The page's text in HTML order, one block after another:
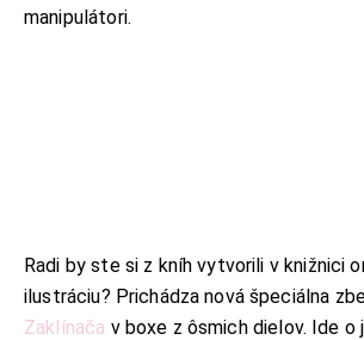
manipulátori.
Radi by ste si z kníh vytvorili v knižnici
ilustráciu? Prichádza nová špeciálna
Zaklínača v boxe z ôsmich dielov. Ide o